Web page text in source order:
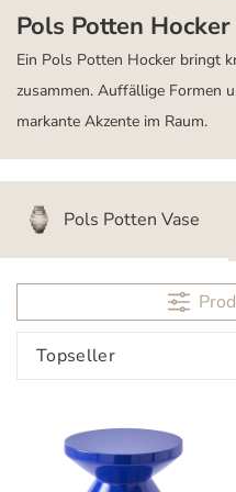
Pols Potten Hocker
Ein Pols Potten Hocker bringt
zusammen. Auffällige Formen
markante Akzente im Raum.
Pols Potten Vase